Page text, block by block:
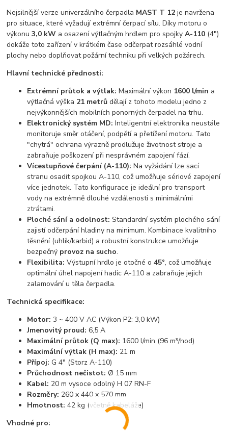
Nejsilnější verze univerzálního čerpadla MAST T 12 je navržena
pro situace, které vyžadují extrémní čerpací sílu. Díky motoru o
výkonu3,0 kW a osazení výtlačným hrdlem pro spojkyA-110 (4")
dokáže toto zařízení v krátkém čase odčerpat rozsáhlé vodní
plochy nebo doplňovat požární techniku při velkých požárech.
Hlavní technické přednosti:
Extrémní průtok a výtlak: Maximální výkon 1600 l/min a
výtlačná výška 21 metrů dělají z tohoto modelu jedno z
nejvýkonnějších mobilních ponorných čerpadel na trhu.
Elektronický systém MD: Inteligentní elektronika neustále
monitoruje směr otáčení, podpětí a přetížení motoru. Tato
"chytrá" ochrana výrazně prodlužuje životnost stroje a
zabraňuje poškození při nesprávném zapojení fází.
Vícestupňové čerpání (A-110): Na vyžádání lze sací
stranu osadit spojkou A-110, což umožňuje sériové zapojení
více jednotek. Tato konfigurace je ideální pro transport
vody na extrémně dlouhé vzdálenosti s minimálními
ztrátami.
Ploché sání a odolnost: Standardní systém plochého sání
zajistí odčerpání hladiny na minimum. Kombinace kvalitního
těsnění (uhlík/karbid) a robustní konstrukce umožňuje
bezpečný provoz na sucho.
Flexibilita: Výstupní hrdlo je otočné o45°, což umožňuje
optimální úhel napojení hadic A-110 a zabraňuje jejich
zalamování u těla čerpadla.
Technická specifikace:
Motor: 3 ~ 400 V AC (Výkon P2: 3,0 kW)
Jmenovitý proud: 6,5 A
Maximální průtok (Q max): 1600 l/min (96 m³/hod)
Maximální výtlak (H max): 21 m
Přípoj: G 4" (Storz A-110)
Průchodnost nečistot: Ø 15 mm
Kabel: 20 m vysoce odolný H 07 RN-F
Rozměry: 260 x 440 x 570 mm
Hmotnost: 42 kg (včetně kabeláže)
Vhodné pro: